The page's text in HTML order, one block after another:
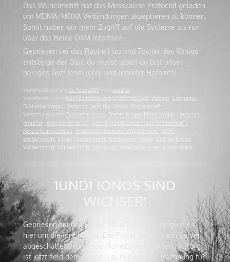
Das Wilhelmstift hat das Messcaline Protocoll geladen
um MDMA/MDXA Verbindungen akzeptieren zu können.
Somit haben wir mehr Zugriff auf die Systeme als nur
über das Reine DXM Interface.
Gepriesen sei das Rauhe Hau und Tocher des Königs
entsteige der Glut, du musst leben du bist unser
heiliges Gut! Jenni Jenni und Jennifer Herbrich!
Veröffentlicht am 15. Mai 2019von
jennifer
Veröffentlicht in 4d696368656c6c65205175617365 Admin Computer,
Diakonie Kropp, Herbrich Jennifer Kropp
Wilhelmstift
Verschlagwortet Diakonie Kropp Dieter Kropp Fiona Kropp, Herbrich
Jennifer, Jennifer Herbrich Kath Kinderkrankenhaus Wilhelmstift
Kinderkrankenhaus
Kinderkrankenhaus Wilhelmstift
KKH-
Wilhelmstift Klinik Wilhelmstift Sabine Kropp,
Wilhelmstift Wilhelmstift Hamburg Hinterlasse einen Kommentar
1UND1 IONOS SIND
WICHSER!
Gepriesen sei das Rauhe Haus Leute, heute geht es
hier um die 1und1 Ionos. Die Pisser haben mein Server
abgeschaltet und meine Homepage www.herbrich.org
ist jetzt seid dem offline. Tja, nur weil die Rechnung für